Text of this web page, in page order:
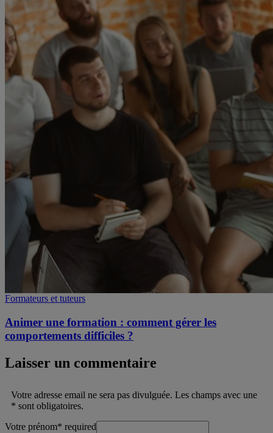
Formateurs et tuteurs
Animer une formation : comment gérer les
comportements difficiles ?
Laisser un commentaire
Votre adresse email ne sera pas divulguée. Les champs avec une
* sont obligatoires.
Votre prénom* required